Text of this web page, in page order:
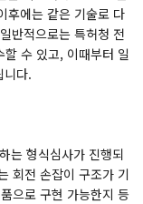
후에는 같은 기술로 다
반적으로는 특허청 전
수 있고, 이때부터 일
니다.
는 형식심사가 진행되
회전 손잡이 구조가 기
으로 구현 가능한지 등